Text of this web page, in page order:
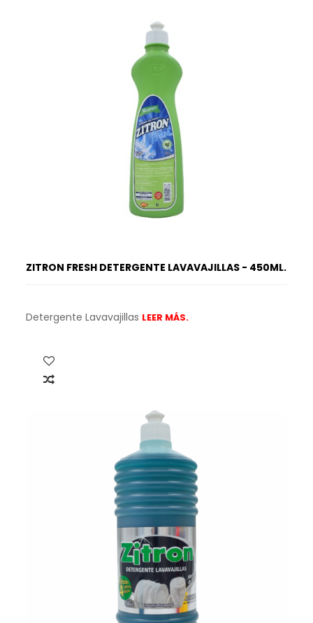
ZITRON FRESH DETERGENTE LAVAVAJILLAS - 450ML.
Detergente Lavavajillas LEER MÁS.